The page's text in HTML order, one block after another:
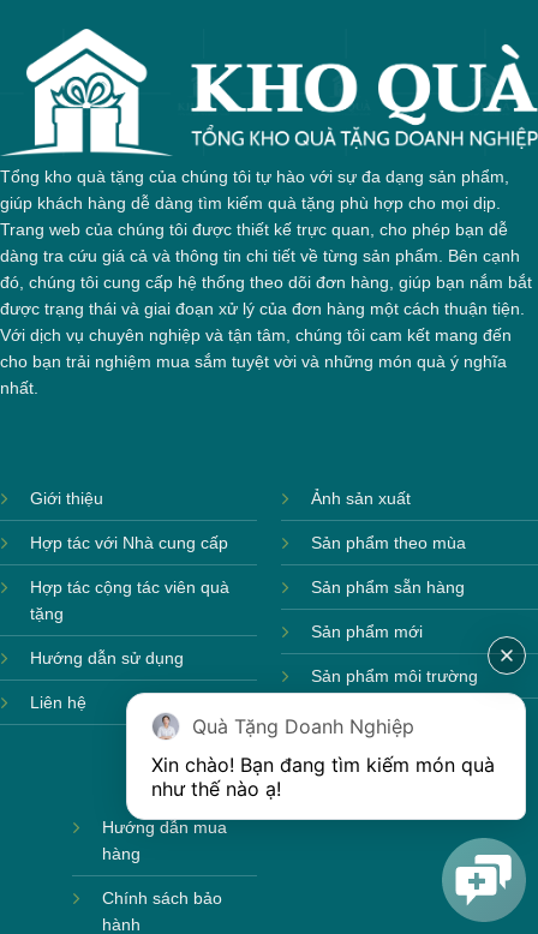
Hộp xi 3 hũ mứt
Tổng kho quà tặng của chúng tôi tự hào với sự đa dạng sản phẩm,
giúp khách hàng dễ dàng tìm kiếm quà tặng phù hợp cho mọi dịp.
Trang web của chúng tôi được thiết kế trực quan, cho phép bạn dễ
dàng tra cứu giá cả và thông tin chi tiết về từng sản phẩm. Bên cạnh
đó, chúng tôi cung cấp hệ thống theo dõi đơn hàng, giúp bạn nắm bắt
được trạng thái và giai đoạn xử lý của đơn hàng một cách thuận tiện.
Với dịch vụ chuyên nghiệp và tận tâm, chúng tôi cam kết mang đến
cho bạn trải nghiệm mua sắm tuyệt vời và những món quà ý nghĩa
nhất.
Giới thiệu
Hợp tác với Nhà cung cấp
Hợp tác cộng tác viên quà
tặng
Hướng dẫn sử dụng
Liên hệ
Ảnh sản xuất
Sản phẩm theo mùa
Sản phẩm sẵn hàng
Sản phẩm mới
Sản phẩm môi trường
Hướng dẫn mua
hàng
Chính sách bảo
hành
Quà Tặng Doanh Nghiệp
Xin chào! Bạn đang tìm kiếm món quà
như thế nào ạ!